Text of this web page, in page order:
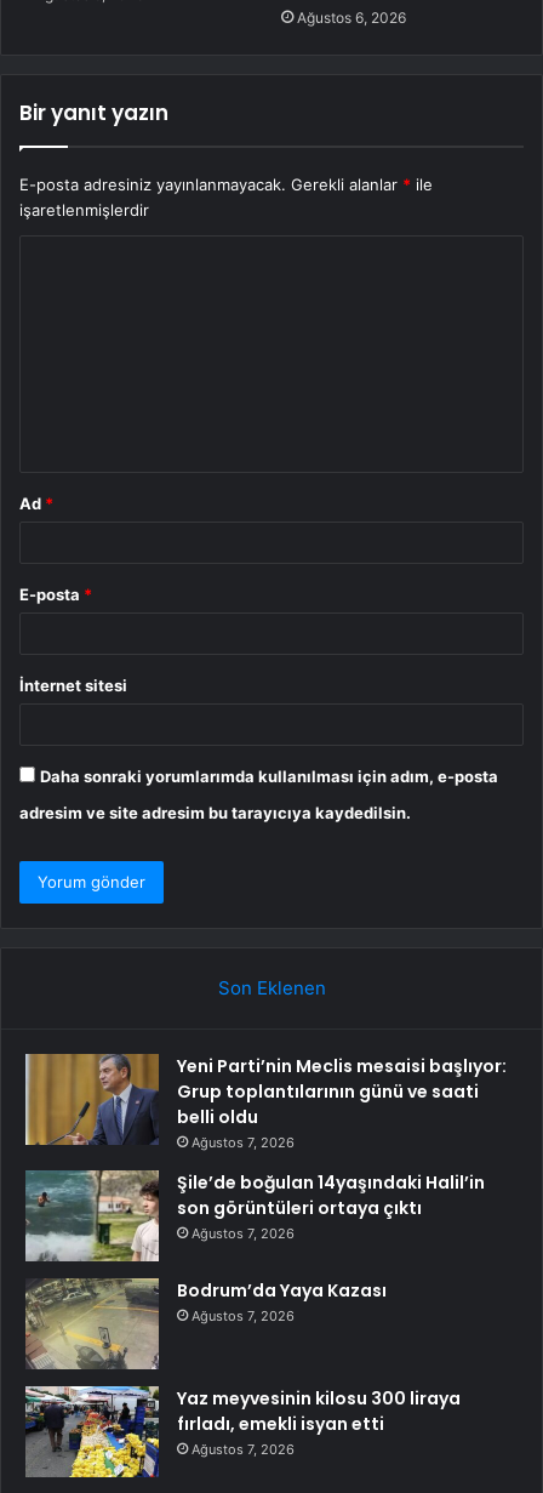
Ağustos 6, 2026
Bir yanıt yazın
E-posta adresiniz yayınlanmayacak. Gerekli alanlar * ile
işaretlenmişlerdir
Ad *
E-posta *
İnternet sitesi
Daha sonraki yorumlarımda kullanılması için adım, e-posta
adresim ve site adresim bu tarayıcıya kaydedilsin.
Son Eklenen
Yeni Parti’nin Meclis mesaisi başlıyor:
Grup toplantılarının günü ve saati
belli oldu
Ağustos 7, 2026
Şile’de boğulan 14yaşındaki Halil’in
son görüntüleri ortaya çıktı
Ağustos 7, 2026
Bodrum’da Yaya Kazası
Ağustos 7, 2026
Yaz meyvesinin kilosu 300 liraya
fırladı, emekli isyan etti
Ağustos 7, 2026